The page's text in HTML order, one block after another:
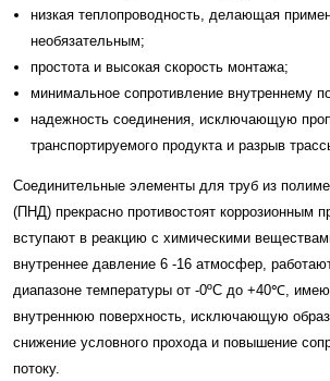
низкая теплопроводность, делающая
необязательным;
простота и высокая скорость монтажа;
минимальное сопротивление внутреннему
надежность соединения, исключающую
транспортируемого продукта и разрыв
Соединительные элементы для труб из
(ПНД) прекрасно противостоят коррозионным
вступают в реакцию с химическими
внутреннее давление 6 -16 атмосфер,
диапазоне температуры от -0ºС до +40℃,
внутреннюю поверхность, исключающую
снижение условного прохода и повышение
потоку.